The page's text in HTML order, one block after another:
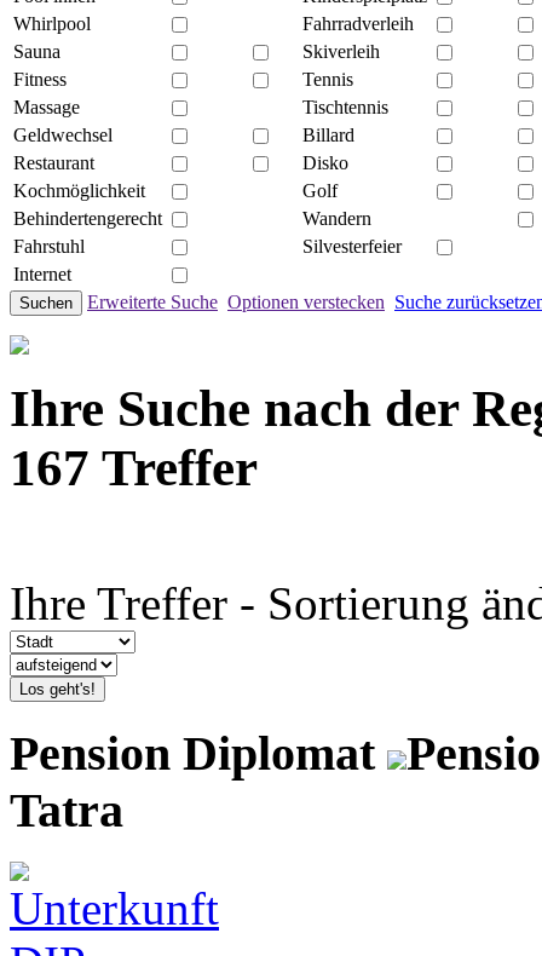
Whirlpool
Fahrradverleih
Sauna
Skiverleih
Fitness
Tennis
Massage
Tischtennis
Geldwechsel
Billard
Restaurant
Disko
Kochmöglichkeit
Golf
Behindertengerecht
Wandern
Fahrstuhl
Silvesterfeier
Internet
Suchen Erweiterte Suche Optionen verstecken Suche
Ihre Suche nach der
167 Treffer
Ihre Treffer - Sortierung
Los geht's!
Pension Diplomat
Tatra